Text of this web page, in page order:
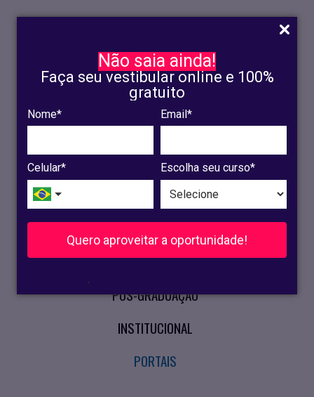
Não saia ainda!
Faça seu vestibular online e 100%
gratuito
Nome* Email*
Celular* Escolha seu curso*
Quero aproveitar a oportunidade!
.
INSCRIÇÃO
OLINDA
RECIFE
VESTIBULAR
CURSOS PRESENCIAIS
PÓS-GRADUAÇÃO
INSTITUCIONAL
PORTAIS